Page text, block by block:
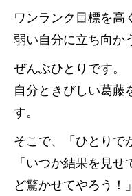
ワンランク目標を高
弱い自分に立ち向か
ぜんぶひとりです。
自分ときびしい葛藤
す。
そこで、「ひとりで
「いつか結果を見
ど驚かせてやろう！」